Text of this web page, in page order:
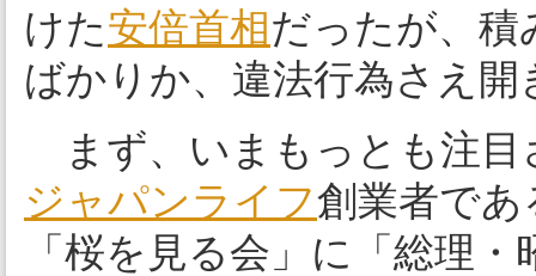
けた安倍首相だったが、積
ばかりか、違法行為さえ
まず、いまもっとも注目
ジャパンライフ創業者であ
「桜を見る会」に「総理